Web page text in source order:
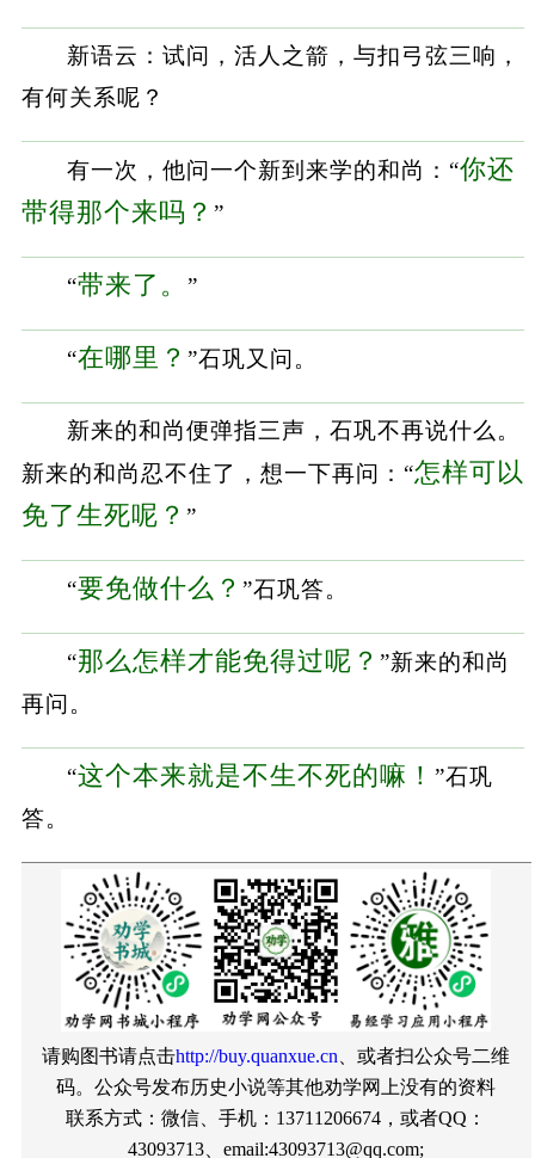
新语云：试问，活人之箭，与扣弓弦三响，
有何关系呢？
有一次，他问一个新到来学的和尚：“你还
带得那个来吗？ ”
“带来了。 ”
“在哪里？ ”石巩又问。
新来的和尚便弹指三声，石巩不再说什么。
新来的和尚忍不住了，想一下再问：“怎样可以
免了生死呢？ ”
“要免做什么？ ”石巩答。
“那么怎样才能免得过呢？ ”新来的和尚
再问。
“这个本来就是不生不死的嘛！ ”石巩
答。
请购图书请点击http://buy.quanxue.cn 、或者扫公众号二维
码。公众号发布历史小说等其他劝学网上没有的资料
联系方式：微信、手机：13711206674，或者QQ：
43093713、email:43093713@qq.com;